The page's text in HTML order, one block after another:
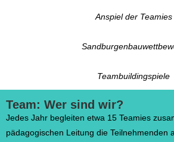
Anspiel der Teamies
Teambuildingspiele
Team: Wer sind wir?
Jedes Jahr begleiten etwa 15 Teamies
pädagogischen Leitung die Teilnehmenden